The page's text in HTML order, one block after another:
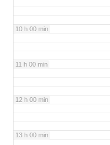
10 h 00 min
11 h 00 min
12 h 00 min
13 h 00 min